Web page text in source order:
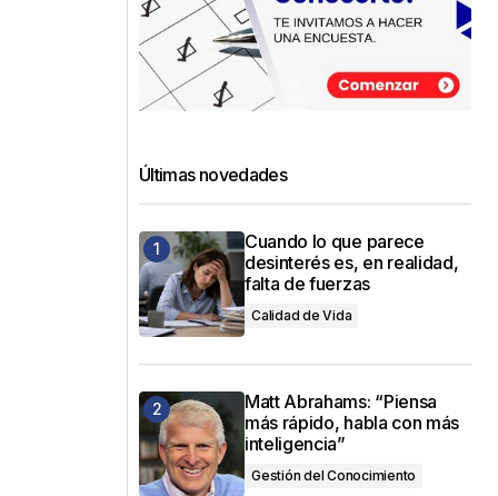
Últimas novedades
Cuando lo que parece
desinterés es, en realidad,
falta de fuerzas
Calidad de Vida
Matt Abrahams: “Piensa
más rápido, habla con más
inteligencia”
Gestión del Conocimiento